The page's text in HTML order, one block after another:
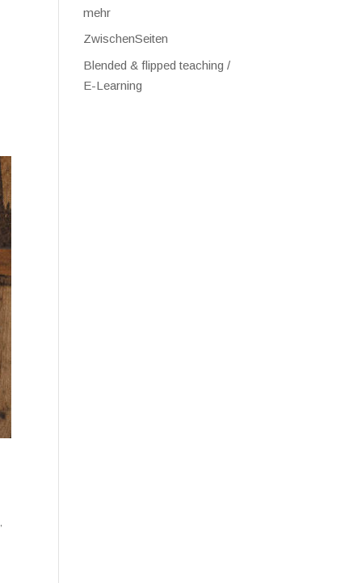
mehr
ZwischenSeiten
Blended & flipped teaching /
E-Learning